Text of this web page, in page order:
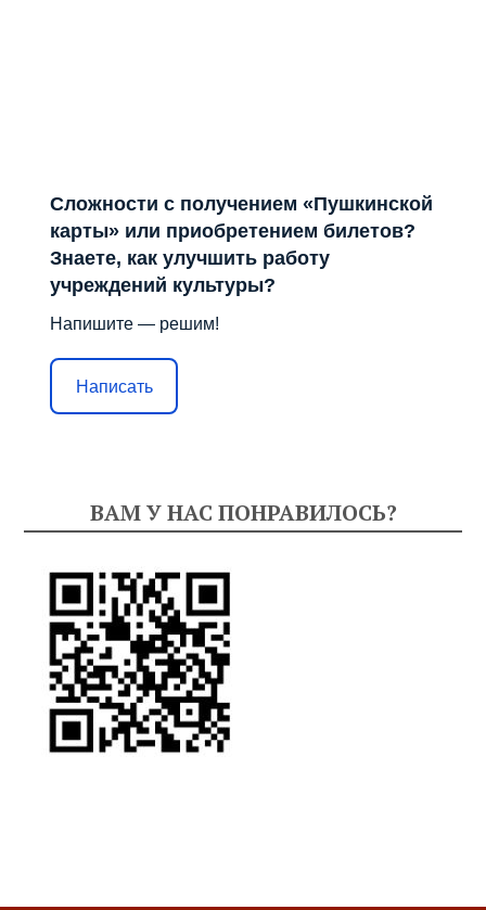
Сложности с получением «Пушкинской
карты» или приобретением билетов?
Знаете, как улучшить работу
учреждений культуры?
Напишите — решим!
Написать
ВАМ У НАС ПОНРАВИЛОСЬ?